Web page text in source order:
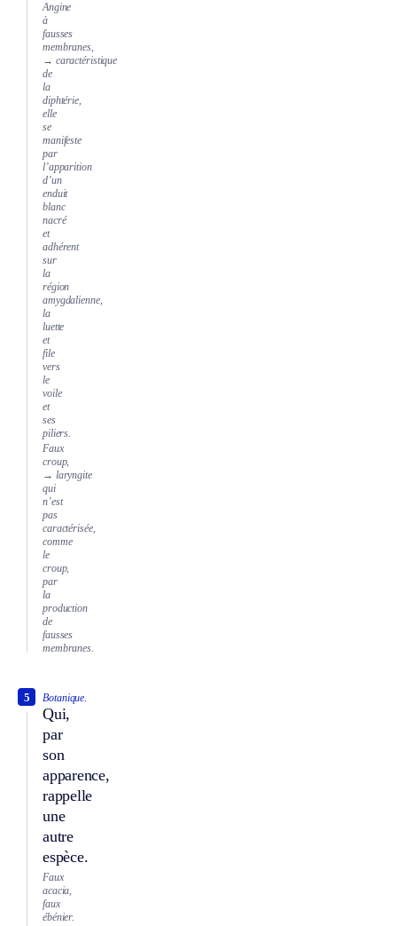
Angine
à
fausses
membranes,
→ caractéristique
de
la
diphtérie,
elle
se
manifeste
par
l’apparition
d’un
enduit
blanc
nacré
et
adhérent
sur
la
région
amygdalienne,
la
luette
et
file
vers
le
voile
et
ses
piliers.
Faux
croup,
→ laryngite
qui
n’est
pas
caractérisée,
comme
le
croup,
par
la
production
de
fausses
membranes.
Botanique.
Qui,
par
son
apparence,
rappelle
une
autre
espèce.
5
Faux
acacia,
faux
ébénier.